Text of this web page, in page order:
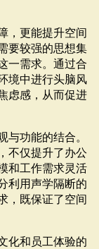
，更能提升空间
要较强的思想集
一需求。通过合
境中进行头脑风
虑感，从而促进
与功能的结合。
不仅提升了办公
和工作需求灵活
利用声学隔断的
，既保证了空间
化和员工体验的